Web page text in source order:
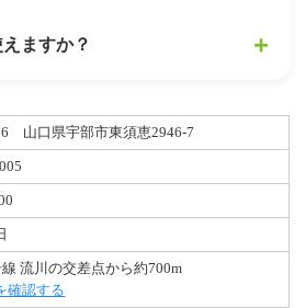
・疲労の蓄積の量が多いために、
っているため、まだ感覚が変わら
れの箇所が複数あると、一か所が
の部分が気になるので、痛み・
変わらないケース
スでも、施術を繰り返しお受けに
原因が別にあることが想定され
ない施術を行っています。力の
ますか？
のみとなります。（交通事故の
ております）
山口県宇部市東須恵2946-7
線 流川の交差点から約700m
確認する